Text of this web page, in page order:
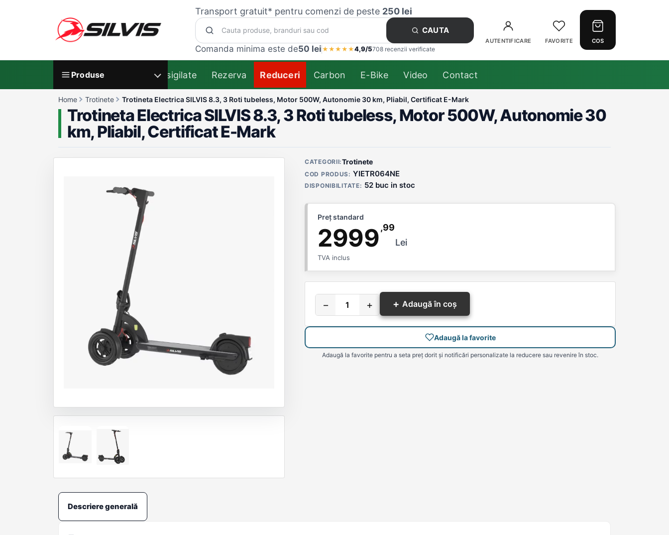
Transport gratuit* pentru comenzi de peste 250 lei
CAUTA
Comanda minima este de50 lei ★ ★ ★ ★ ★4,9/5708 recenzii verificate
AUTENTIFICARE FAVORITE COS
Produse Resigilate Rezerva Reduceri Carbon E-Bike Video Contact
Home Trotinete Trotineta Electrica SILVIS 8.3, 3 Roti tubeless, Motor 500W, Autonomie 30 km, Pliabil, Certificat E-Mark
Trotineta Electrica SILVIS 8.3, 3 Roti tubeless, Motor 500W, Autonomie 30
km, Pliabil, Certificat E-Mark
Detalii produs
CATEGORII:Trotinete
COD PRODUS: YIETR064NE
DISPONIBILITATE: 52 buc in stoc
Preț standard
2999,99
Lei
TVA inclus
− + + Adaugă în coș
Adaugă la favorite
Adaugă la favorite pentru a seta preț dorit și notificări personalizate la reducere sau revenire în stoc.
Descriere generală